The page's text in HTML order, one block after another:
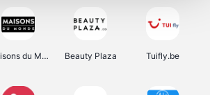
Maisons du Monde Beauty Plaza Tuifly.be